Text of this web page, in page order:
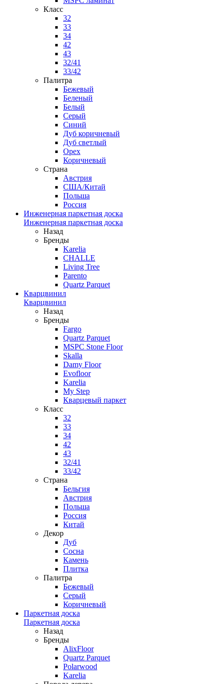
Класс
32
33
34
42
43
32/41
33/42
Палитра
Бежевый
Беленый
Белый
Серый
Синий
Дуб коричневый
Дуб светлый
Орех
Коричневый
Страна
Австрия
США/Китай
Польша
Россия
Инженерная паркетная доска
Инженерная паркетная доска
Назад
Бренды
Karelia
CHALLE
Living Tree
Parento
Quartz Parquet
Кварцвинил
Кварцвинил
Назад
Бренды
Fargo
Quartz Parquet
MSPC Stone Floor
Skalla
Damy Floor
Evofloor
Karelia
My Step
Кварцевый паркет
Класс
32
33
34
42
43
32/41
33/42
Страна
Бельгия
Австрия
Польша
Россия
Китай
Декор
Дуб
Сосна
Камень
Плитка
Палитра
Бежевый
Серый
Коричневый
Паркетная доска
Паркетная доска
Назад
Бренды
AlixFloor
Quartz Parquet
Polarwood
Karelia